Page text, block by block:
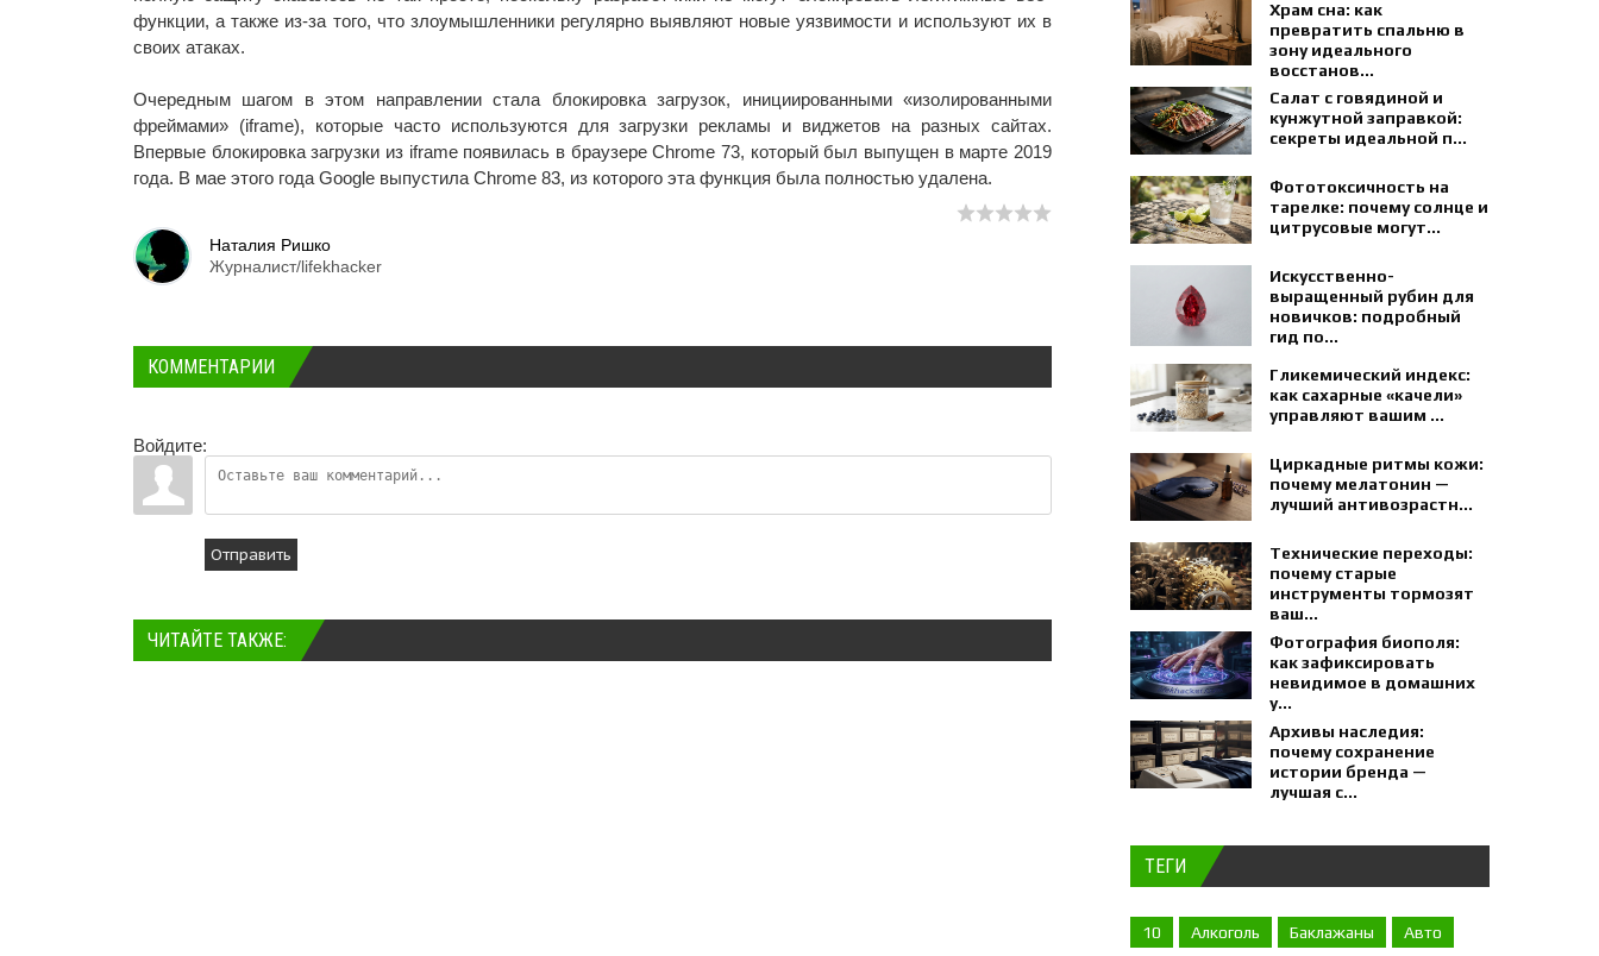
функции, а также из-за того, что злоумышленники регулярно выявляют новые уязвимости и используют их в
своих атаках.
Очередным шагом в этом направлении стала блокировка загрузок, инициированными «изолированными
фреймами» (iframe), которые часто используются для загрузки рекламы и виджетов на разных сайтах.
Впервые блокировка загрузки из iframe появилась в браузере Chrome 73, который был выпущен в марте 2019
года. В мае этого года Google выпустила Chrome 83, из которого эта функция была полностью удалена.
Наталия Ришко
Журналист/lifekhacker
КОММЕНТАРИИ
Войдите:
Отправить
ЧИТАЙТЕ ТАКЖЕ:
Храм сна: как
превратить спальню в
зону идеального
восстанов...
Салат с говядиной и
кунжутной заправкой:
секреты идеальной п...
Фототоксичность на
тарелке: почему солнце и
цитрусовые могут...
Искусственно-
выращенный рубин для
новичков: подробный
гид по...
Гликемический индекс:
как сахарные «качели»
управляют вашим ...
Циркадные ритмы кожи:
почему мелатонин —
лучший антивозрастн...
Технические переходы:
почему старые
инструменты тормозят
ваш...
Фотография биополя:
как зафиксировать
невидимое в домашних
у...
Архивы наследия:
почему сохранение
истории бренда —
лучшая с...
ТЕГИ
10 Алкоголь Баклажаны Авто